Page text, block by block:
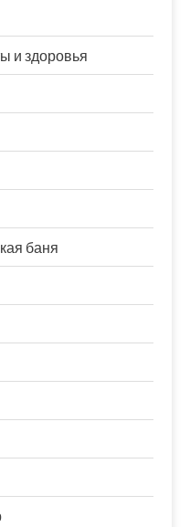
и здоровья
баня